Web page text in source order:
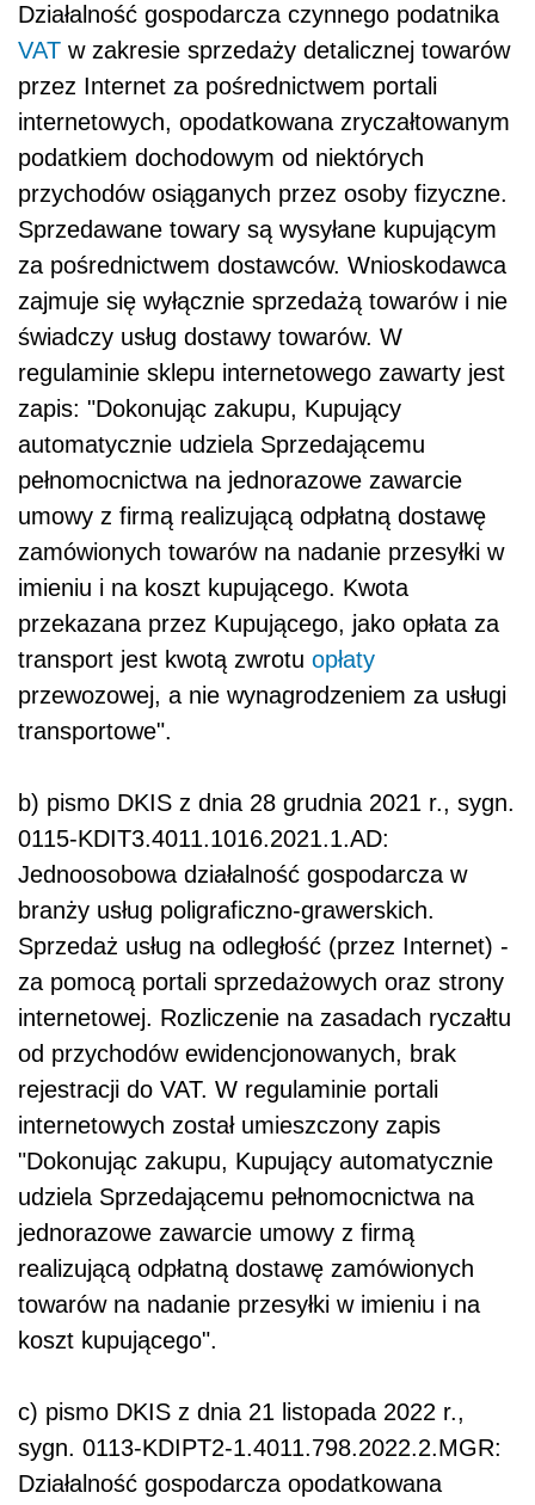
Działalność gospodarcza czynnego podatnika
VAT w zakresie sprzedaży detalicznej towarów
przez Internet za pośrednictwem portali
internetowych, opodatkowana zryczałtowanym
podatkiem dochodowym od niektórych
przychodów osiąganych przez osoby fizyczne.
Sprzedawane towary są wysyłane kupującym
za pośrednictwem dostawców. Wnioskodawca
zajmuje się wyłącznie sprzedażą towarów i nie
świadczy usług dostawy towarów. W
regulaminie sklepu internetowego zawarty jest
zapis: "Dokonując zakupu, Kupujący
automatycznie udziela Sprzedającemu
pełnomocnictwa na jednorazowe zawarcie
umowy z firmą realizującą odpłatną dostawę
zamówionych towarów na nadanie przesyłki w
imieniu i na koszt kupującego. Kwota
przekazana przez Kupującego, jako opłata za
transport jest kwotą zwrotu opłaty
przewozowej, a nie wynagrodzeniem za usługi
transportowe".
b) pismo DKIS z dnia 28 grudnia 2021 r., sygn.
0115-KDIT3.4011.1016.2021.1.AD:
Jednoosobowa działalność gospodarcza w
branży usług poligraficzno-grawerskich.
Sprzedaż usług na odległość (przez Internet) -
za pomocą portali sprzedażowych oraz strony
internetowej. Rozliczenie na zasadach ryczałtu
od przychodów ewidencjonowanych, brak
rejestracji do VAT. W regulaminie portali
internetowych został umieszczony zapis
"Dokonując zakupu, Kupujący automatycznie
udziela Sprzedającemu pełnomocnictwa na
jednorazowe zawarcie umowy z firmą
realizującą odpłatną dostawę zamówionych
towarów na nadanie przesyłki w imieniu i na
koszt kupującego".
c) pismo DKIS z dnia 21 listopada 2022 r.,
sygn. 0113-KDIPT2-1.4011.798.2022.2.MGR:
Działalność gospodarcza opodatkowana